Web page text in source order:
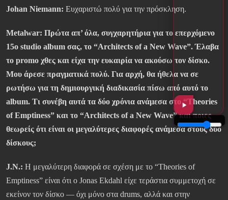
Johan Niemann: Ευχαριστώ πολύ για την πρόσκληση.
Metalwar: Πρώτα απ’ όλα, συγχαρητήρια για το επερχόμενο
15ο studio album σας, το “Architects of a New Wave”. Έλαβα
το promo χθες και είχα την ευκαιρία να ακούσω τον δίσκο.
Μου άρεσε πραγματικά πολύ. Για αρχή, θα ήθελα να σε
ρωτήσω για τη δημιουργική διαδικασία πίσω από αυτό το
album. Τι συνέβη αυτά τα δύο χρόνια ανάμεσα στο “Theories
of Emptiness” και το “Architects of a New Wave” και ποιες
θεωρείς ότι είναι οι μεγαλύτερες διαφορές ανάμεσα στους δύο
δίσκους;
J.N.: Η μεγαλύτερη διαφορά σε σχέση με το “Theories of
Emptiness” είναι ότι ο Jonas Ekdahl είχε τεράστια συμμετοχή σε
εκείνον τον δίσκο — όχι μόνο στα drums, αλλά και στην